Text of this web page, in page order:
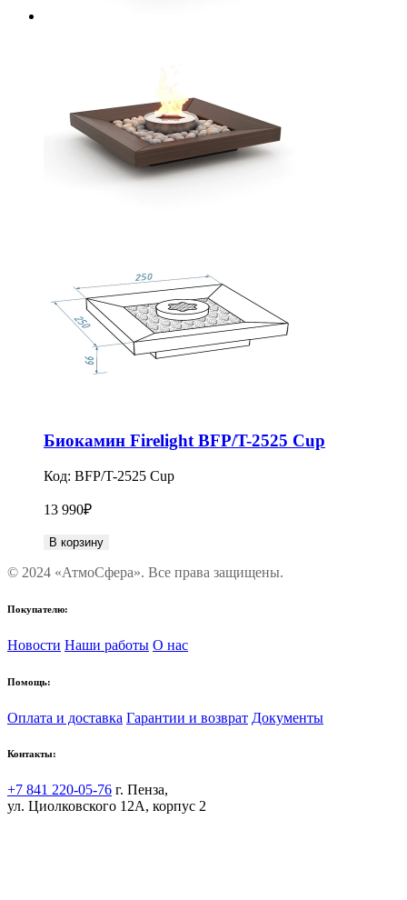
Биокамин Firelight BFP/T-2525 Cup
Код: BFP/T-2525 Cup
13 990₽
В корзину
© 2024 «АтмоСфера». Все права защищены.
Покупателю:
Новости Наши работы О нас
Помощь:
Оплата и доставка Гарантии и возврат Документы
Контакты:
+7 841 220-05-76 г. Пенза,
ул. Циолковского 12А, корпус 2